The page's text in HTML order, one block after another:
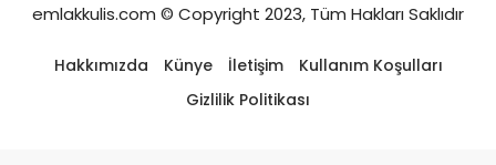
emlakkulis.com © Copyright 2023, Tüm Hakları Saklıdır
Hakkımızda Künye İletişim
Kullanım Koşulları
Gizlilik Politikası